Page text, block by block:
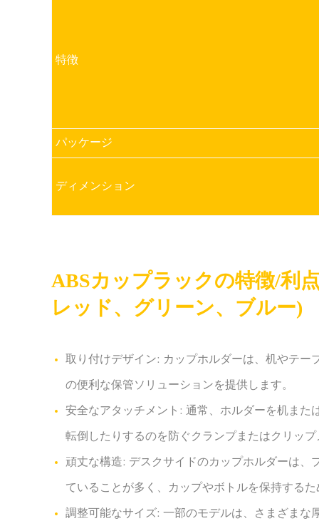
特徴
パッケージ
ディメンション
ABSカップラックの特徴/利
レッド、グリーン、ブルー)
取り付けデザイン: カップホルダーは、机やテー
の便利な保管ソリューションを提供します。
安全なアタッチメント: 通常、ホルダーを机また
転倒したりするのを防ぐクランプまたはクリッ
頑丈な構造: デスクサイドのカップホルダーは、
ていることが多く、カップやボトルを保持する
調整可能なサイズ: 一部のモデルは、さまざまな